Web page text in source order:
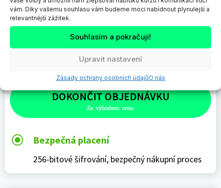
vám. Díky vašemu souhlasu vám budeme moci nabídnout plynulejší a
relevantnější zážitek.
Souhlasím a pokračuji!
Upravit nastavení
Zásady ochrany osobních údajůO nás
Vaše osobní údaje budou využity pro zprocesování vaší objednávky a
pro zlepšení zážitku návštěvy našich webových stránek. Nikomu je
nepředáme a budeme s nimi pracovat dle
ochrana osobních údajů
Přečetl jsem si a souhlasím sobchodní podmínky
DOKONČIT OBJEDNÁVKU
\ Bezpečná placení
256-bitové šifrování, bezpečný nákupní proces